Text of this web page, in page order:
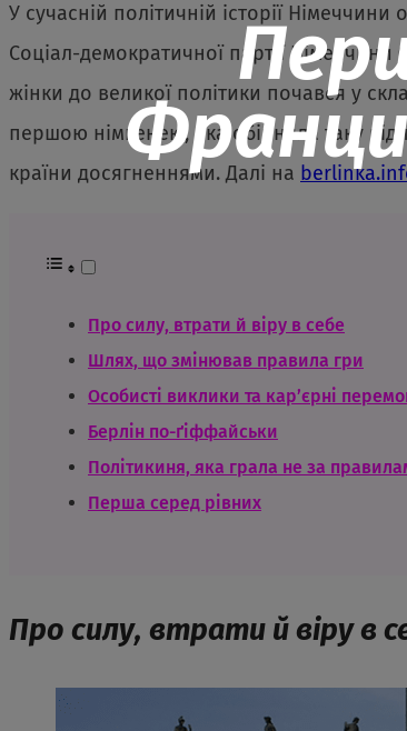
У сучасній політичній історії
Соціал-демократичної партії
жінки до великої політики почався у
першою німкенею, яка обійняла таку
країни досягненнями. Далі на
Про силу, втрати й віру в себе
Шлях, що змінював правила гри
Особисті виклики та кар’єрні
Берлін по-ґіффайськи
Політикиня, яка грала не за
Перша серед рівних
Про силу, втрати й віру в